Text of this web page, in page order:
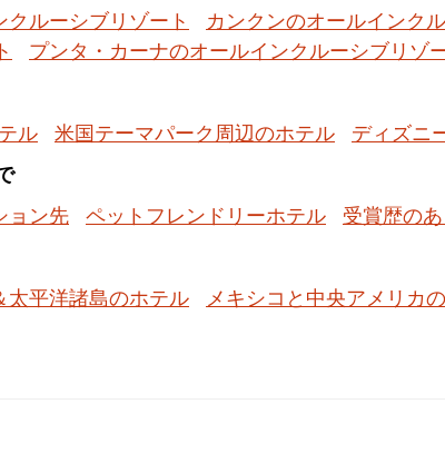
クルーシブリゾート
カンクンのオールインク
プンタ・カーナのオールインクルーシブリゾ
ル 米国テーマパーク周辺のホテル
ディズニ
ョン先 ペットフレンドリーホテル
受賞歴の
太平洋諸島のホテル
メキシコと中央アメリカ